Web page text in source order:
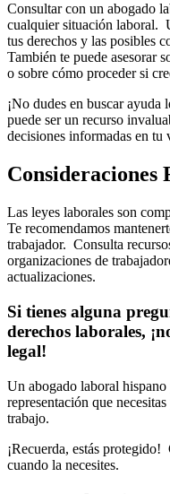
Consultar con un abogado
cualquier situación laboral.
tus derechos y las posibles
También te puede asesorar
o sobre cómo proceder si
¡No dudes en buscar
puede ser un recurso
decisiones informadas en tu
Consideraciones
Las leyes laborales son
Te recomendamos
trabajador. Consulta
organizaciones de
actualizaciones.
Si tienes alguna
derechos laborales,
legal!
Un abogado laboral
representación que
trabajo.
¡Recuerda, estás
cuando la necesites.